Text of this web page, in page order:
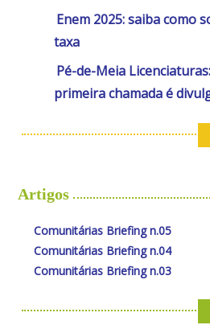
Enem 2025: saiba como
taxa
Pé-de-Meia
primeira chamada é
Artigos
Comunitárias Briefing n.05
Comunitárias Briefing n.04
Comunitárias Briefing n.03